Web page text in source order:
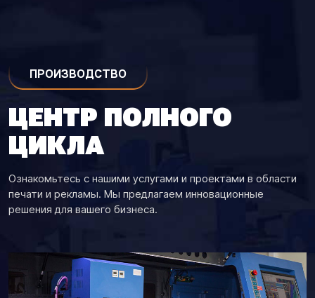
ПРОИЗВОДСТВО
ЦЕНТР ПОЛНОГО
ЦИКЛА
Ознакомьтесь с нашими услугами и проектами в области
печати и рекламы. Мы предлагаем инновационные
решения для вашего бизнеса.